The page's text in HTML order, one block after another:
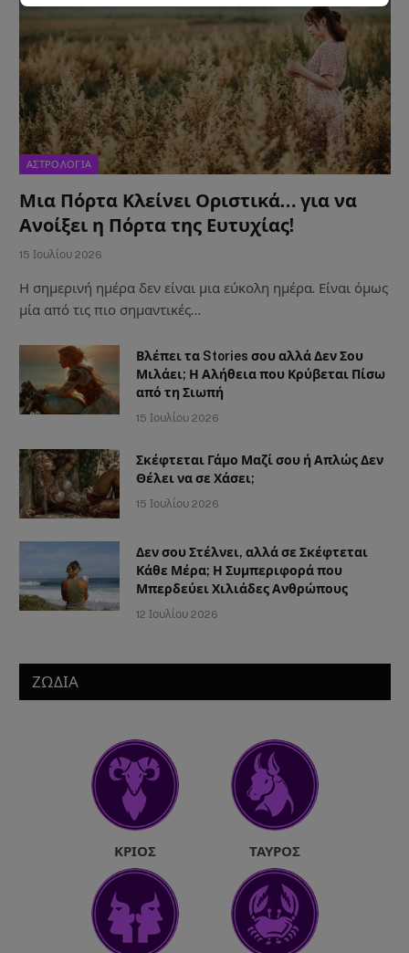
ΑΣΤΡΟΛΟΓΙΑ
Μια Πόρτα Κλείνει Οριστικά… για να
Ανοίξει η Πόρτα της Ευτυχίας!
15 Ιουλίου 2026
Η σημερινή ημέρα δεν είναι μια εύκολη ημέρα. Είναι όμως
μία από τις πιο σημαντικές…
Βλέπει τα Stories σου αλλά Δεν Σου
Μιλάει; Η Αλήθεια που Κρύβεται Πίσω
από τη Σιωπή
15 Ιουλίου 2026
Σκέφτεται Γάμο Μαζί σου ή Απλώς Δεν
Θέλει να σε Χάσει;
15 Ιουλίου 2026
Δεν σου Στέλνει, αλλά σε Σκέφτεται
Κάθε Μέρα; Η Συμπεριφορά που
Μπερδεύει Χιλιάδες Ανθρώπους
12 Ιουλίου 2026
ΖΩΔΙΑ
ΚΡΙΌΣ ΤΑΎΡΟΣ